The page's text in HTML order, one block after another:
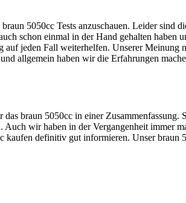
5050cc Tests anzuschauen. Leider sind
schon einmal in der Hand gehalten haben
jeden Fall weiterhelfen. Unserer Meinung
allgemein haben wir die Erfahrungen
braun 5050cc in einer Zusammenfassung.
wir haben in der Vergangenheit immer
kaufen definitiv gut informieren. Unser braun